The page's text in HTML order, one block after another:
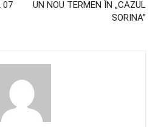
07
UN NOU TERMEN ÎN „CAZUL
SORINA”